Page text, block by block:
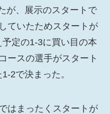
が、展示のスタートで
ていたためスタートが
定の1-3に買い目の本
ースの選手がスタート
2で決まった。
はまったくスタートが